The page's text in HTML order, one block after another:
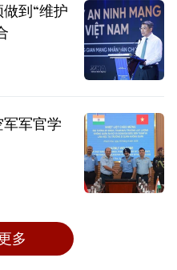
到“维护
军官学
多